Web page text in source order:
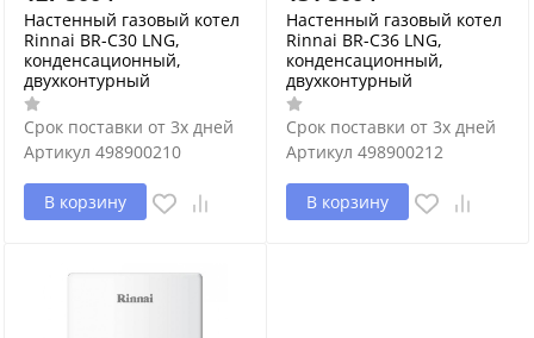
Настенный газовый котел
Rinnai BR-C30 LNG,
конденсационный,
двухконтурный
Срок поставки от 3х дней
Артикул 498900210
В корзину
Настенный газовый котел
Rinnai BR-C36 LNG,
конденсационный,
двухконтурный
Срок поставки от 3х дней
Артикул 498900212
В корзину